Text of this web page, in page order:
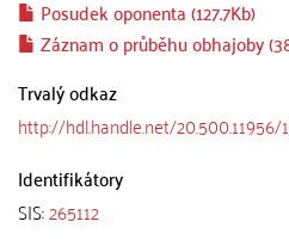
Posudek oponenta (127.7Kb)
Záznam o průběhu obhajoby
Trvalý odkaz
http://hdl.handle.net/20.500.11956/
Identifikátory
SIS:265112